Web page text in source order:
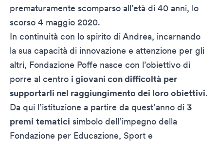
prematuramente scomparso all’età di 40 anni, lo
scorso 4 maggio 2020.
In continuità con lo spirito di Andrea, incarnando
la sua capacità di innovazione e attenzione per gli
altri, Fondazione Poffe nasce con l’obiettivo di
porre al centro i giovani con difficoltà per
supportarli nel raggiungimento dei loro obiettivi.
Da qui l’istituzione a partire da quest’anno di 3
premi tematici simbolo dell’impegno della
Fondazione per Educazione, Sport e